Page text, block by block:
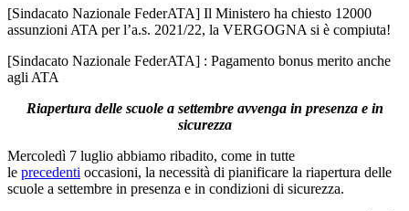
[Sindacato Nazionale FederATA] Il Ministero ha chiesto 12000
assunzioni ATA per l’a.s. 2021/22, la VERGOGNA si è compiuta!
[Sindacato Nazionale FederATA] : Pagamento bonus merito anche
agli ATA
Riapertura delle scuole a settembre avvenga in presenza e in
sicurezza
Mercoledì 7 luglio abbiamo ribadito, come in tutte
le precedenti occasioni, la necessità di pianificare la riapertura delle
scuole a settembre in presenza e in condizioni di sicurezza.